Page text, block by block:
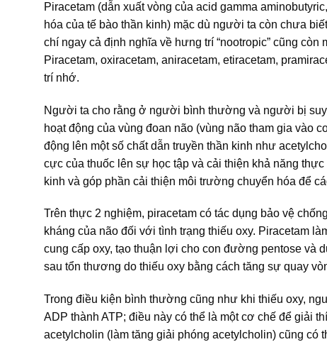
Piracetam (dẫn xuất vòng của acid gamma
hóa của tế bào thần kinh) mặc dù người ta còn chưa
chí ngay cả định nghĩa về hưng trí “nootropic” cũng
Piracetam, oxiracetam, aniracetam, etiracetam,
trí nhớ.
Người ta cho rằng ở người bình thường và người bị
hoạt động của vùng đoan não (vùng não tham gia vào
động lên một số chất dẫn truyền thần kinh như
cực của thuốc lên sự học tập và cải thiện khả năng
kinh và góp phần cải thiện môi trường chuyển hóa để
Trên thực 2 nghiệm, piracetam có tác dụng bảo vệ
kháng của não đối với tình trạng thiếu oxy. Piracetam
cung cấp oxy, tạo thuận lợi cho con đường pentose và
sau tổn thương do thiếu oxy bằng cách tăng sự quay
Trong điều kiện bình thường cũng như khi thiếu oxy,
ADP thành ATP; điều này có thể là một cơ chế để giải
acetylcholin (làm tăng giải phóng acetylcholin) cũng có